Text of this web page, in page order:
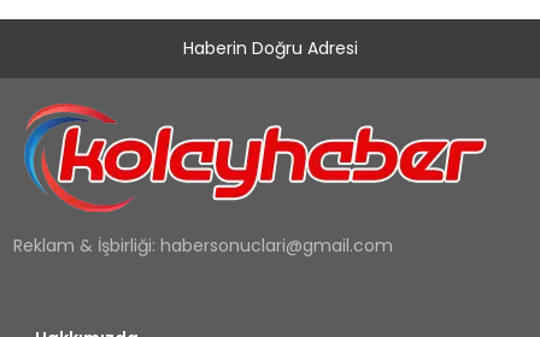
Haberin Doğru Adresi
Reklam & İşbirliği: habersonuclari@gmail.com